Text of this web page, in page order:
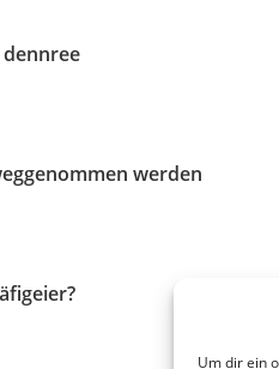
Um dir ein
werden